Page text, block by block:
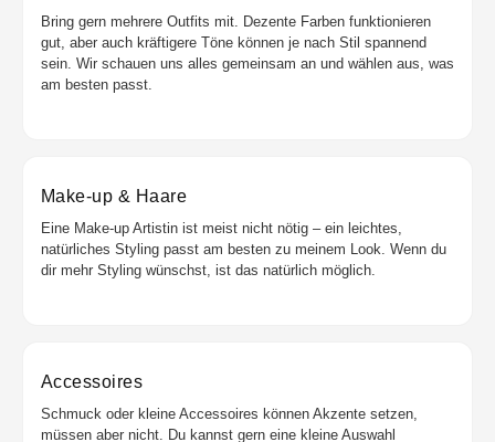
Bring gern mehrere Outfits mit. Dezente Farben funktionieren
gut, aber auch kräftigere Töne können je nach Stil spannend
sein. Wir schauen uns alles gemeinsam an und wählen aus, was
am besten passt.
Make-up & Haare
Eine Make-up Artistin ist meist nicht nötig – ein leichtes,
natürliches Styling passt am besten zu meinem Look. Wenn du
dir mehr Styling wünschst, ist das natürlich möglich.
Accessoires
Schmuck oder kleine Accessoires können Akzente setzen,
müssen aber nicht. Du kannst gern eine kleine Auswahl